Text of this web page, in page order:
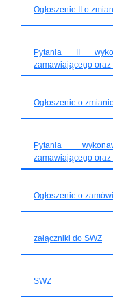
Ogłoszenie II o
Pytania II
zamawiającego oraz
Ogłoszenie o
Pytania
zamawiającego oraz
Ogłoszenie o
załączniki do SWZ
SWZ